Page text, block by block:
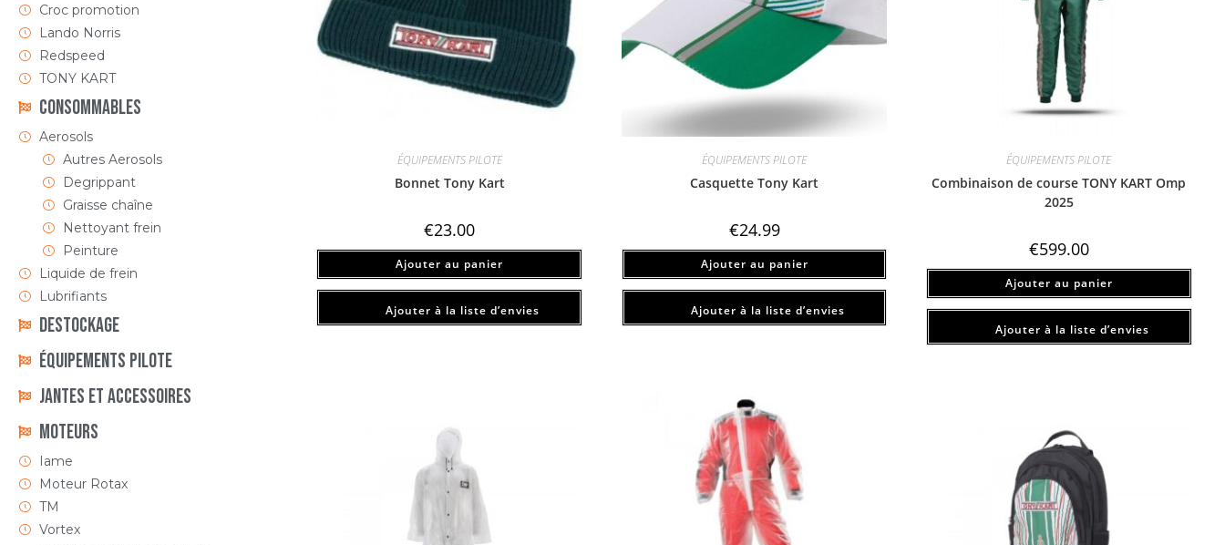
Croc promotion
Lando Norris
Redspeed
TONY KART
Consommables
Aerosols
Autres Aerosols
Degrippant
Graisse chaîne
Nettoyant frein
Peinture
Liquide de frein
Lubrifiants
DESTOCKAGE
ÉQUIPEMENTS PILOTE
Jantes et accessoires
Moteurs
Iame
Moteur Rotax
TM
Vortex
ÉQUIPEMENTS PILOTE
Bonnet Tony Kart
€23.00
Ajouter au panier
Ajouter à la liste d’envies
ÉQUIPEMENTS PILOTE
Casquette Tony Kart
€24.99
Ajouter au panier
Ajouter à la liste d’envies
ÉQUIPEMENTS PILOTE
Combinaison de course TONY KART Omp
2025
€599.00
Ajouter au panier
Ajouter à la liste d’envies